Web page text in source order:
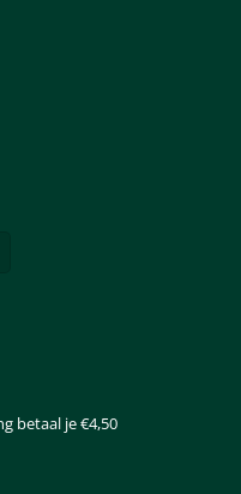
betaal je €4,50